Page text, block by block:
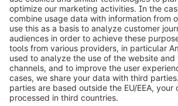
info@shopware.com
Over Shopware